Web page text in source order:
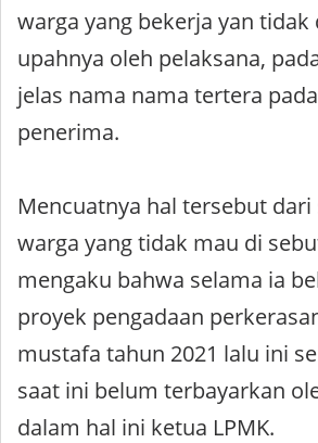
warga yang bekerja yan tidak
upahnya oleh pelaksana,
jelas nama nama tertera
penerima.
Mencuatnya hal tersebut dari
warga yang tidak mau di
mengaku bahwa selama ia
proyek pengadaan
mustafa tahun 2021 lalu ini
saat ini belum terbayarkan
dalam hal ini ketua LPMK.